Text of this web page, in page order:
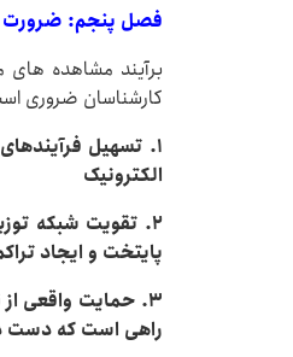
فصل پنجم: ضرورت
برآیند مشاهده
کارشناسان ضروری
۱. تسهیل
الکترونیک
۲. تقویت شبکه
پایتخت و ایجاد
۳. حمایت واقعی از
راهی است که دست